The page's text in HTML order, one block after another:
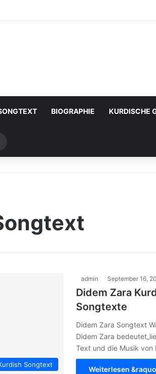
BIOGRAPHIE KURDISCHE
Songtext
admin September 16,
Didem Zara
Songtexte
Didem Zara Songtext
Didem Zara
Text und die Musik von
Weiterlesen